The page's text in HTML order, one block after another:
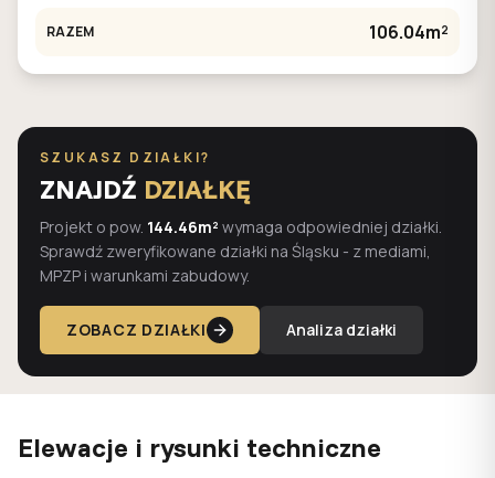
RAZEM 106.04m²
SZUKASZ DZIAŁKI?
ZNAJDŹ DZIAŁKĘ
Projekt o pow. 144.46m² wymaga odpowiedniej działki.
Sprawdź zweryfikowane działki na Śląsku - z mediami,
MPZP i warunkami zabudowy.
ZOBACZ DZIAŁKI Analiza działki
Elewacje i rysunki techniczne